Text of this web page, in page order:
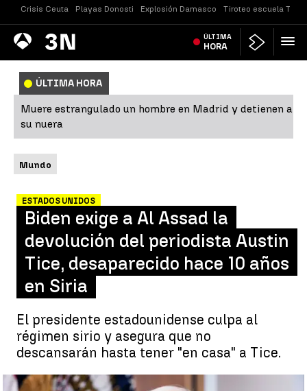
Crisis Ceuta Playas Donosti Explosión Damasco Tiroteo escuela
Antena
3 Noticias ÚLTIMA
HORA
ÚLTIMA HORA
Muere estrangulado un hombre en Madrid y detienen a
su nuera
Mundo
ESTADOS UNIDOS
Biden exige a Al Assad la
devolución del periodista Austin
Tice, desaparecido hace 10 años
en Siria
El presidente estadounidense culpa al
régimen sirio y asegura que no
descansarán hasta tener "en casa" a Tice.